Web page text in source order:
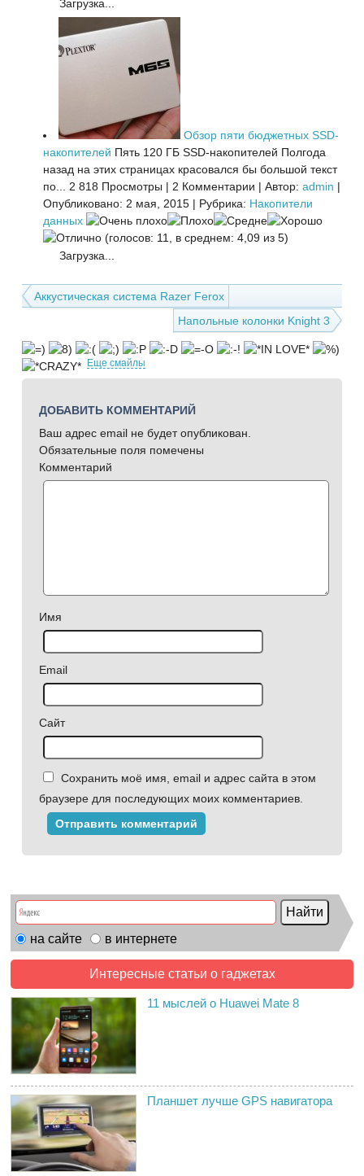
Загрузка...
Обзор пяти бюджетных SSD-
накопителей Пять 120 ГБ SSD-накопителей Полгода
назад на этих страницах красовался бы большой текст
по...
2 818 Просмотры | 2 Комментарии | Автор: admin |
Опубликовано: 2 мая, 2015 | Рубрика: Накопители
данных
(голосов: 11, в среднем: 4,09 из 5)
Загрузка...
Аккустическая система Razer Ferox
Напольные колонки Knight 3
Еще смайлы
ДОБАВИТЬ КОММЕНТАРИЙ
Ваш адрес email не будет опубликован.
Обязательные поля помечены
Комментарий
Имя
Email
Сайт
Сохранить моё имя, email и адрес сайта в этом
браузере для последующих моих комментариев.
на сайте в интернете
Интересные статьи о гаджетах
11 мыслей о Huawei Mate 8
Планшет лучше GPS навигатора